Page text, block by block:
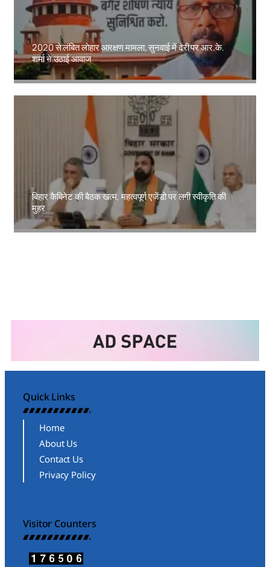
2020 से लंबित लोहार आरक्षण मामला, सुनवाई में देरी पर आर.के.
शर्मा ने उठाई आवाज
Amit Lekh
बिहार कैबिनेट की बैठक खत्म, महत्वपूर्ण एजेंडो पर लगी स्वीकृति की
मुहर
Amit Lekh
Quick Links
Home
About Us
Contact Us
Privacy Policy
Visitor Counters